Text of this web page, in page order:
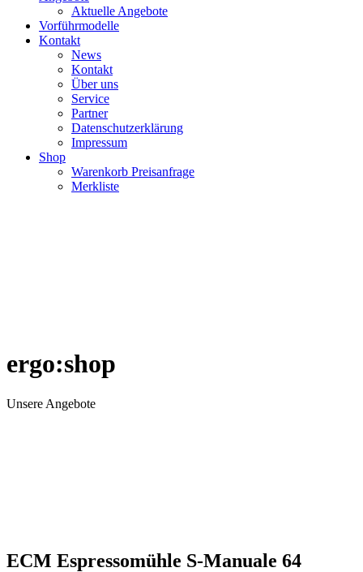
Aktuelle Angebote
Vorführmodelle
Kontakt
News
Kontakt
Über uns
Service
Partner
Datenschutzerklärung
Impressum
Shop
Warenkorb Preisanfrage
Merkliste
ergo:shop
Unsere Angebote
ECM Espressomühle S-Manuale 64